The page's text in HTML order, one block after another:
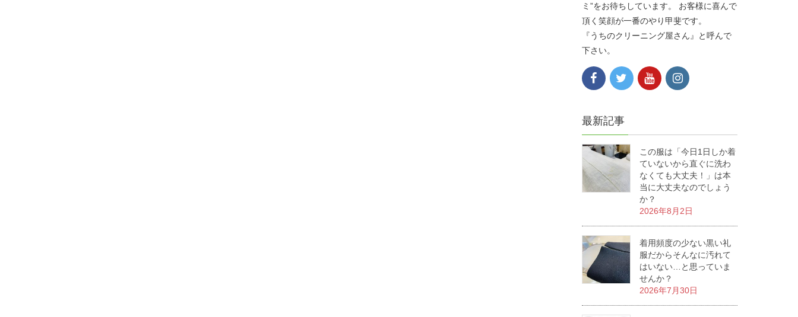
ミ”をお待ちしています。 お客様に喜んで
頂く笑顔が一番のやり甲斐です。
『うちのクリーニング屋さん』と呼んで
下さい。
最新記事
この服は「今日1日しか着
ていないから直ぐに洗わ
なくても大丈夫！」は本
当に大丈夫なのでしょう
か？
2026年8月2日
着用頻度の少ない黒い礼
服だからそんなに汚れて
はいない…と思っていま
せんか？
2026年7月30日